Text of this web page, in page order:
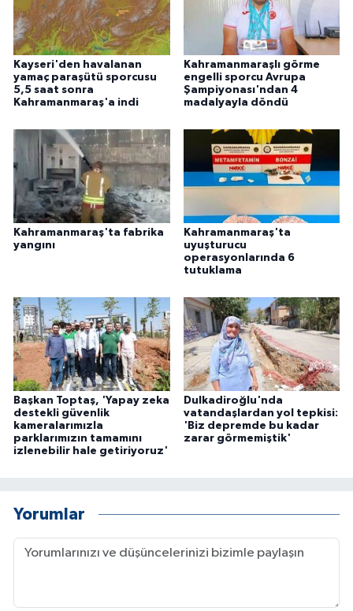
Kayseri'den havalanan
yamaç paraşütü sporcusu
5,5 saat sonra
Kahramanmaraş'a indi
Kahramanmaraşlı görme
engelli sporcu Avrupa
Şampiyonası'ndan 4
madalyayla döndü
Kahramanmaraş'ta fabrika
yangını
Kahramanmaraş'ta
uyuşturucu
operasyonlarında 6
tutuklama
Başkan Toptaş, 'Yapay zeka
destekli güvenlik
kameralarımızla
parklarımızın tamamını
izlenebilir hale getiriyoruz'
Dulkadiroğlu'nda
vatandaşlardan yol tepkisi:
'Biz depremde bu kadar
zarar görmemiştik'
Yorumlar